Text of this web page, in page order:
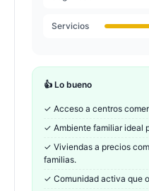
Servicios
👍 Lo bueno
✓ Acceso a centros
✓ Ambiente familiar ideal
✓ Viviendas a precios
familias.
✓ Comunidad activa que